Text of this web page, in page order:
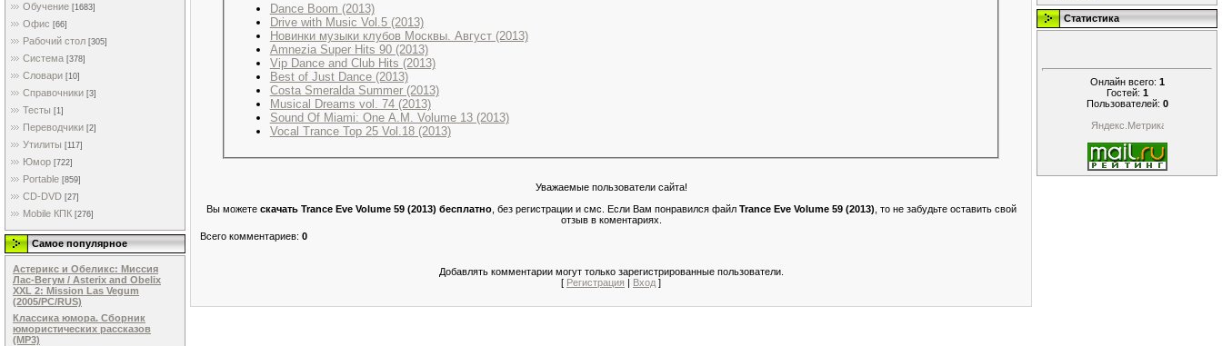
Обучение [1683]
Офис [66]
Рабочий стол [305]
Система [378]
Словари [10]
Справочники [3]
Тесты [1]
Переводчики [2]
Утилиты [117]
Юмор [722]
Portable [859]
CD-DVD [27]
Mobile КПК [276]
Самое популярное
Астерикс и Обеликс: Миссия
Лас-Вегум / Asterix and Obelix
XXL 2: Mission Las Vegum
(2005/PC/RUS)
Классика юмора. Сборник
юмористических рассказов
(MP3)
Dance Boom (2013)
Drive with Music Vol.5 (2013)
Новинки музыки клубов Москвы. Август (2013)
Amnezia Super Hits 90 (2013)
Vip Dance and Club Hits (2013)
Best of Just Dance (2013)
Costa Smeralda Summer (2013)
Musical Dreams vol. 74 (2013)
Sound Of Miami: One A.M. Volume 13 (2013)
Vocal Trance Top 25 Vol.18 (2013)
Уважаемые пользователи сайта!
Вы можете скачать Trance Eve Volume 59 (2013) бесплатно, без регистрации и смс. Если Вам понравился файл Trance Eve Volume 59 (2013) , то не забудьте оставить свой
отзыв в коментариях.
Всего комментариев: 0
Добавлять комментарии могут только зарегистрированные пользователи.
[ Регистрация Вход ]
Статистика
Онлайн всего: 1
Гостей: 1
Пользователей: 0